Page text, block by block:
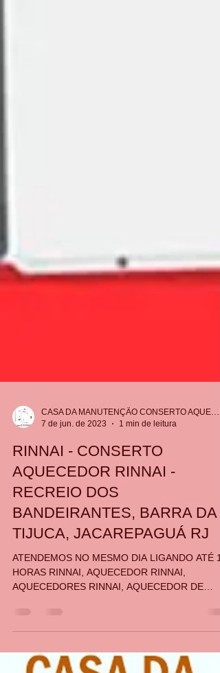
7 de jun. de 2023
1 min de leitura
RINNAI - CONSERTO
AQUECEDOR RINNAI -
RECREIO DOS
BANDEIRANTES, BARRA DA
TIJUCA, JACAREPAGUÁ RJ
ATENDEMOS NO MESMO DIA LIGANDO ATÉ
HORAS RINNAI, AQUECEDOR RINNAI,